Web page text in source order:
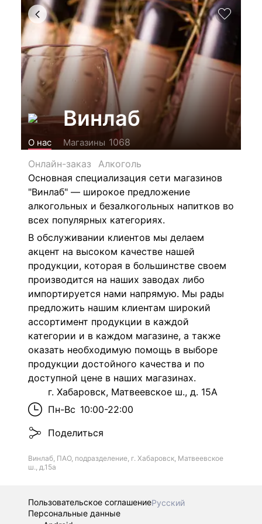
Винлаб
О нас Магазины 1068
Онлайн-заказ
Алкоголь
Основная специализация сети магазинов
"Винлаб" — широкое предложение
алкогольных и безалкогольных напитков во
всех популярных категориях.
В обслуживании клиентов мы делаем
акцент на высоком качестве нашей
продукции, которая в большинстве своем
производится на наших заводах либо
импортируется нами напрямую. Мы рады
предложить нашим клиентам широкий
ассортимент продукции в каждой
категории и в каждом магазине, а также
оказать необходимую помощь в выборе
продукции достойного качества и по
доступной цене в наших магазинах.
г. Хабаровск, Матвеевское ш., д. 15А
Пн-Вс 10:00-22:00
Поделиться
Винлаб, ПАО, подразделение, г. Хабаровск, Матвеевское
ш., д.15а
Пользовательское соглашениеРусский
Персональные данные